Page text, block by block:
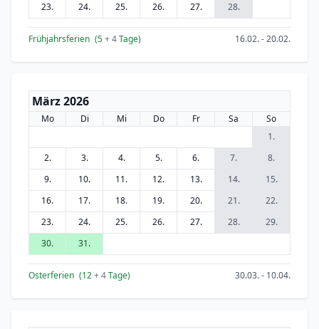
23.
24. 25. 26. 27. 28.
Frühjahrsferien (5+ 4Tage) 16.02. - 20.02.
März 2026
Mo Di Mi Do Fr Sa
So
1.
2.
3. 4. 5. 6. 7.
8.
9.
10. 11. 12. 13. 14.
15.
16.
17. 18. 19. 20. 21.
22.
23.
24. 25. 26. 27. 28.
29.
30.
31.
Osterferien (12+ 4Tage) 30.03. - 10.04.